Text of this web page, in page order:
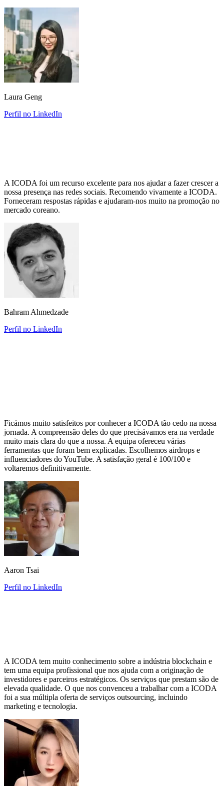
Laura Geng
Perfil no LinkedIn
A ICODA foi um recurso excelente para nos ajudar a fazer crescer a
nossa presença nas redes sociais. Recomendo vivamente a ICODA.
Forneceram respostas rápidas e ajudaram-nos muito na promoção no
mercado coreano.
Bahram Ahmedzade
Perfil no LinkedIn
Ficámos muito satisfeitos por conhecer a ICODA tão cedo na nossa
jornada. A compreensão deles do que precisávamos era na verdade
muito mais clara do que a nossa. A equipa ofereceu várias
ferramentas que foram bem explicadas. Escolhemos airdrops e
influenciadores do YouTube. A satisfação geral é 100/100 e
voltaremos definitivamente.
Aaron Tsai
Perfil no LinkedIn
A ICODA tem muito conhecimento sobre a indústria blockchain e
tem uma equipa profissional que nos ajuda com a originação de
investidores e parceiros estratégicos. Os serviços que prestam são de
elevada qualidade. O que nos convenceu a trabalhar com a ICODA
foi a sua múltipla oferta de serviços outsourcing, incluindo
marketing e tecnologia.